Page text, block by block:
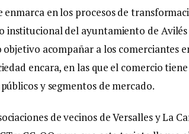
enmarca en los procesos de
institucional del ayuntamiento de
acompañar a los comerciantes
encara, en las que el comercio
y segmentos de mercado.
de vecinos de Versalles y La